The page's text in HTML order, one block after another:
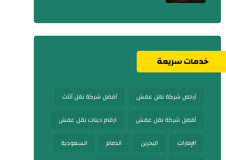
خدمات سريعة
أرخص شركة نقل عفش أفضل شركة نقل أثاث
أفضل شركة نقل عفش ارقام دينات نقل عفش
الإمارات البحرين الدمام السعودية